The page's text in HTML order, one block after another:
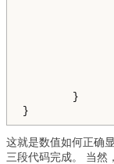
finance =
}
这就是数值如何正确
三段代码完成。 当然